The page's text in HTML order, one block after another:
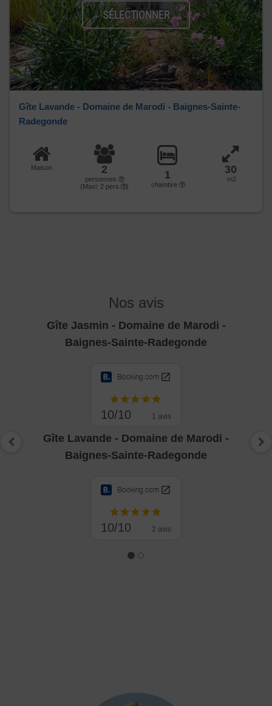
SÉLECTIONNER
Gîte Lavande - Domaine de Marodi - Baignes-Sainte-
Radegonde
Maison 2
personnes
(Maxi: 2 pers. )
1
chambre
30
m2
Nos avis
Gîte Jasmin - Domaine de Marodi -
Baignes-Sainte-Radegonde
Booking.com
10/10 1 avis
Gîte Lavande - Domaine de Marodi -
Baignes-Sainte-Radegonde
Booking.com
10/10 2 avis
Précédent